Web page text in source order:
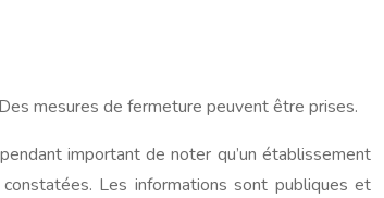
mesures de fermeture peuvent être prises.
important de noter qu’un établissement
Les informations sont publiques et